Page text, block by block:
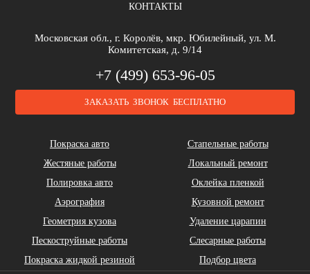
Daihatsu Dodge
КОНТАКТЫ
Московская обл., г. Королёв, мкр. Юбилейный, ул. М.
Комитетская, д. 9/14
+7 (499) 653-96-05
ЗАКАЗАТЬ ЗВОНОК БЕСПЛАТНО
Покраска авто
Стапельные работы
Жестяные работы
Локальный ремонт
Полировка авто
Оклейка пленкой
Аэрография
Кузовной ремонт
Геометрия кузова
Удаление царапин
Пескоструйные работы
Слесарные работы
Покраска жидкой резиной
Подбор цвета